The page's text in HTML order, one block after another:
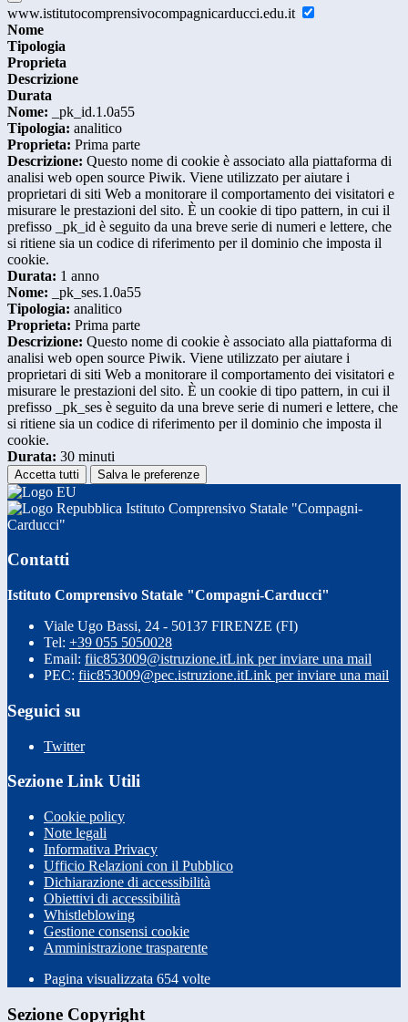
www.istitutocomprensivocompagnicarducci.edu.it
Nome
Tipologia
Proprieta
Descrizione
Durata
Nome: _pk_id.1.0a55
Tipologia: analitico
Proprieta: Prima parte
Descrizione: Questo nome di cookie è associato alla piattaforma di
analisi web open source Piwik. Viene utilizzato per aiutare i
proprietari di siti Web a monitorare il comportamento dei visitatori e
misurare le prestazioni del sito. È un cookie di tipo pattern, in cui il
prefisso _pk_id è seguito da una breve serie di numeri e lettere, che
si ritiene sia un codice di riferimento per il dominio che imposta il
cookie.
Durata: 1 anno
Nome: _pk_ses.1.0a55
Tipologia: analitico
Proprieta: Prima parte
Descrizione: Questo nome di cookie è associato alla piattaforma di
analisi web open source Piwik. Viene utilizzato per aiutare i
proprietari di siti Web a monitorare il comportamento dei visitatori e
misurare le prestazioni del sito. È un cookie di tipo pattern, in cui il
prefisso _pk_ses è seguito da una breve serie di numeri e lettere, che
si ritiene sia un codice di riferimento per il dominio che imposta il
cookie.
Durata: 30 minuti
Accetta tutti Salva le preferenze
Istituto Comprensivo Statale "Compagni-
Carducci"
Contatti
Istituto Comprensivo Statale "Compagni-Carducci"
Viale Ugo Bassi, 24 - 50137 FIRENZE (FI)
Tel: +39 055 5050028
Email: fiic853009@istruzione.itLink per inviare una mail
PEC: fiic853009@pec.istruzione.itLink per inviare una mail
Seguici su
Twitter
Sezione Link Utili
Cookie policy
Note legali
Informativa Privacy
Ufficio Relazioni con il Pubblico
Dichiarazione di accessibilità
Obiettivi di accessibilità
Whistleblowing
Gestione consensi cookie
Amministrazione trasparente
Pagina visualizzata 654 volte
Sezione Copyright